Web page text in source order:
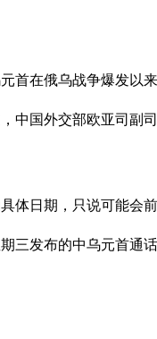
元首在俄乌战争爆发以
中国外交部欧亚司副
体日期，只说可能会前
三发布的中乌元首通